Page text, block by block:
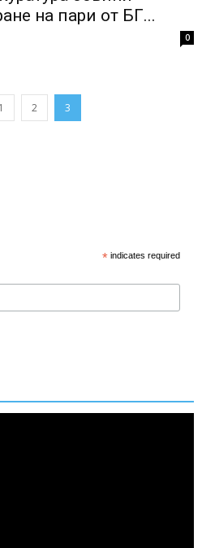
на пари от БГ...
0
1 2 3
* indicates required